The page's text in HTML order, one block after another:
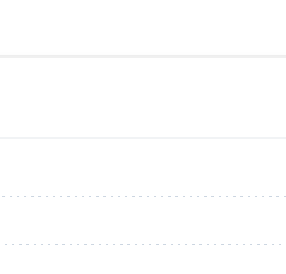
квартир и частных домов
систем «тёплый